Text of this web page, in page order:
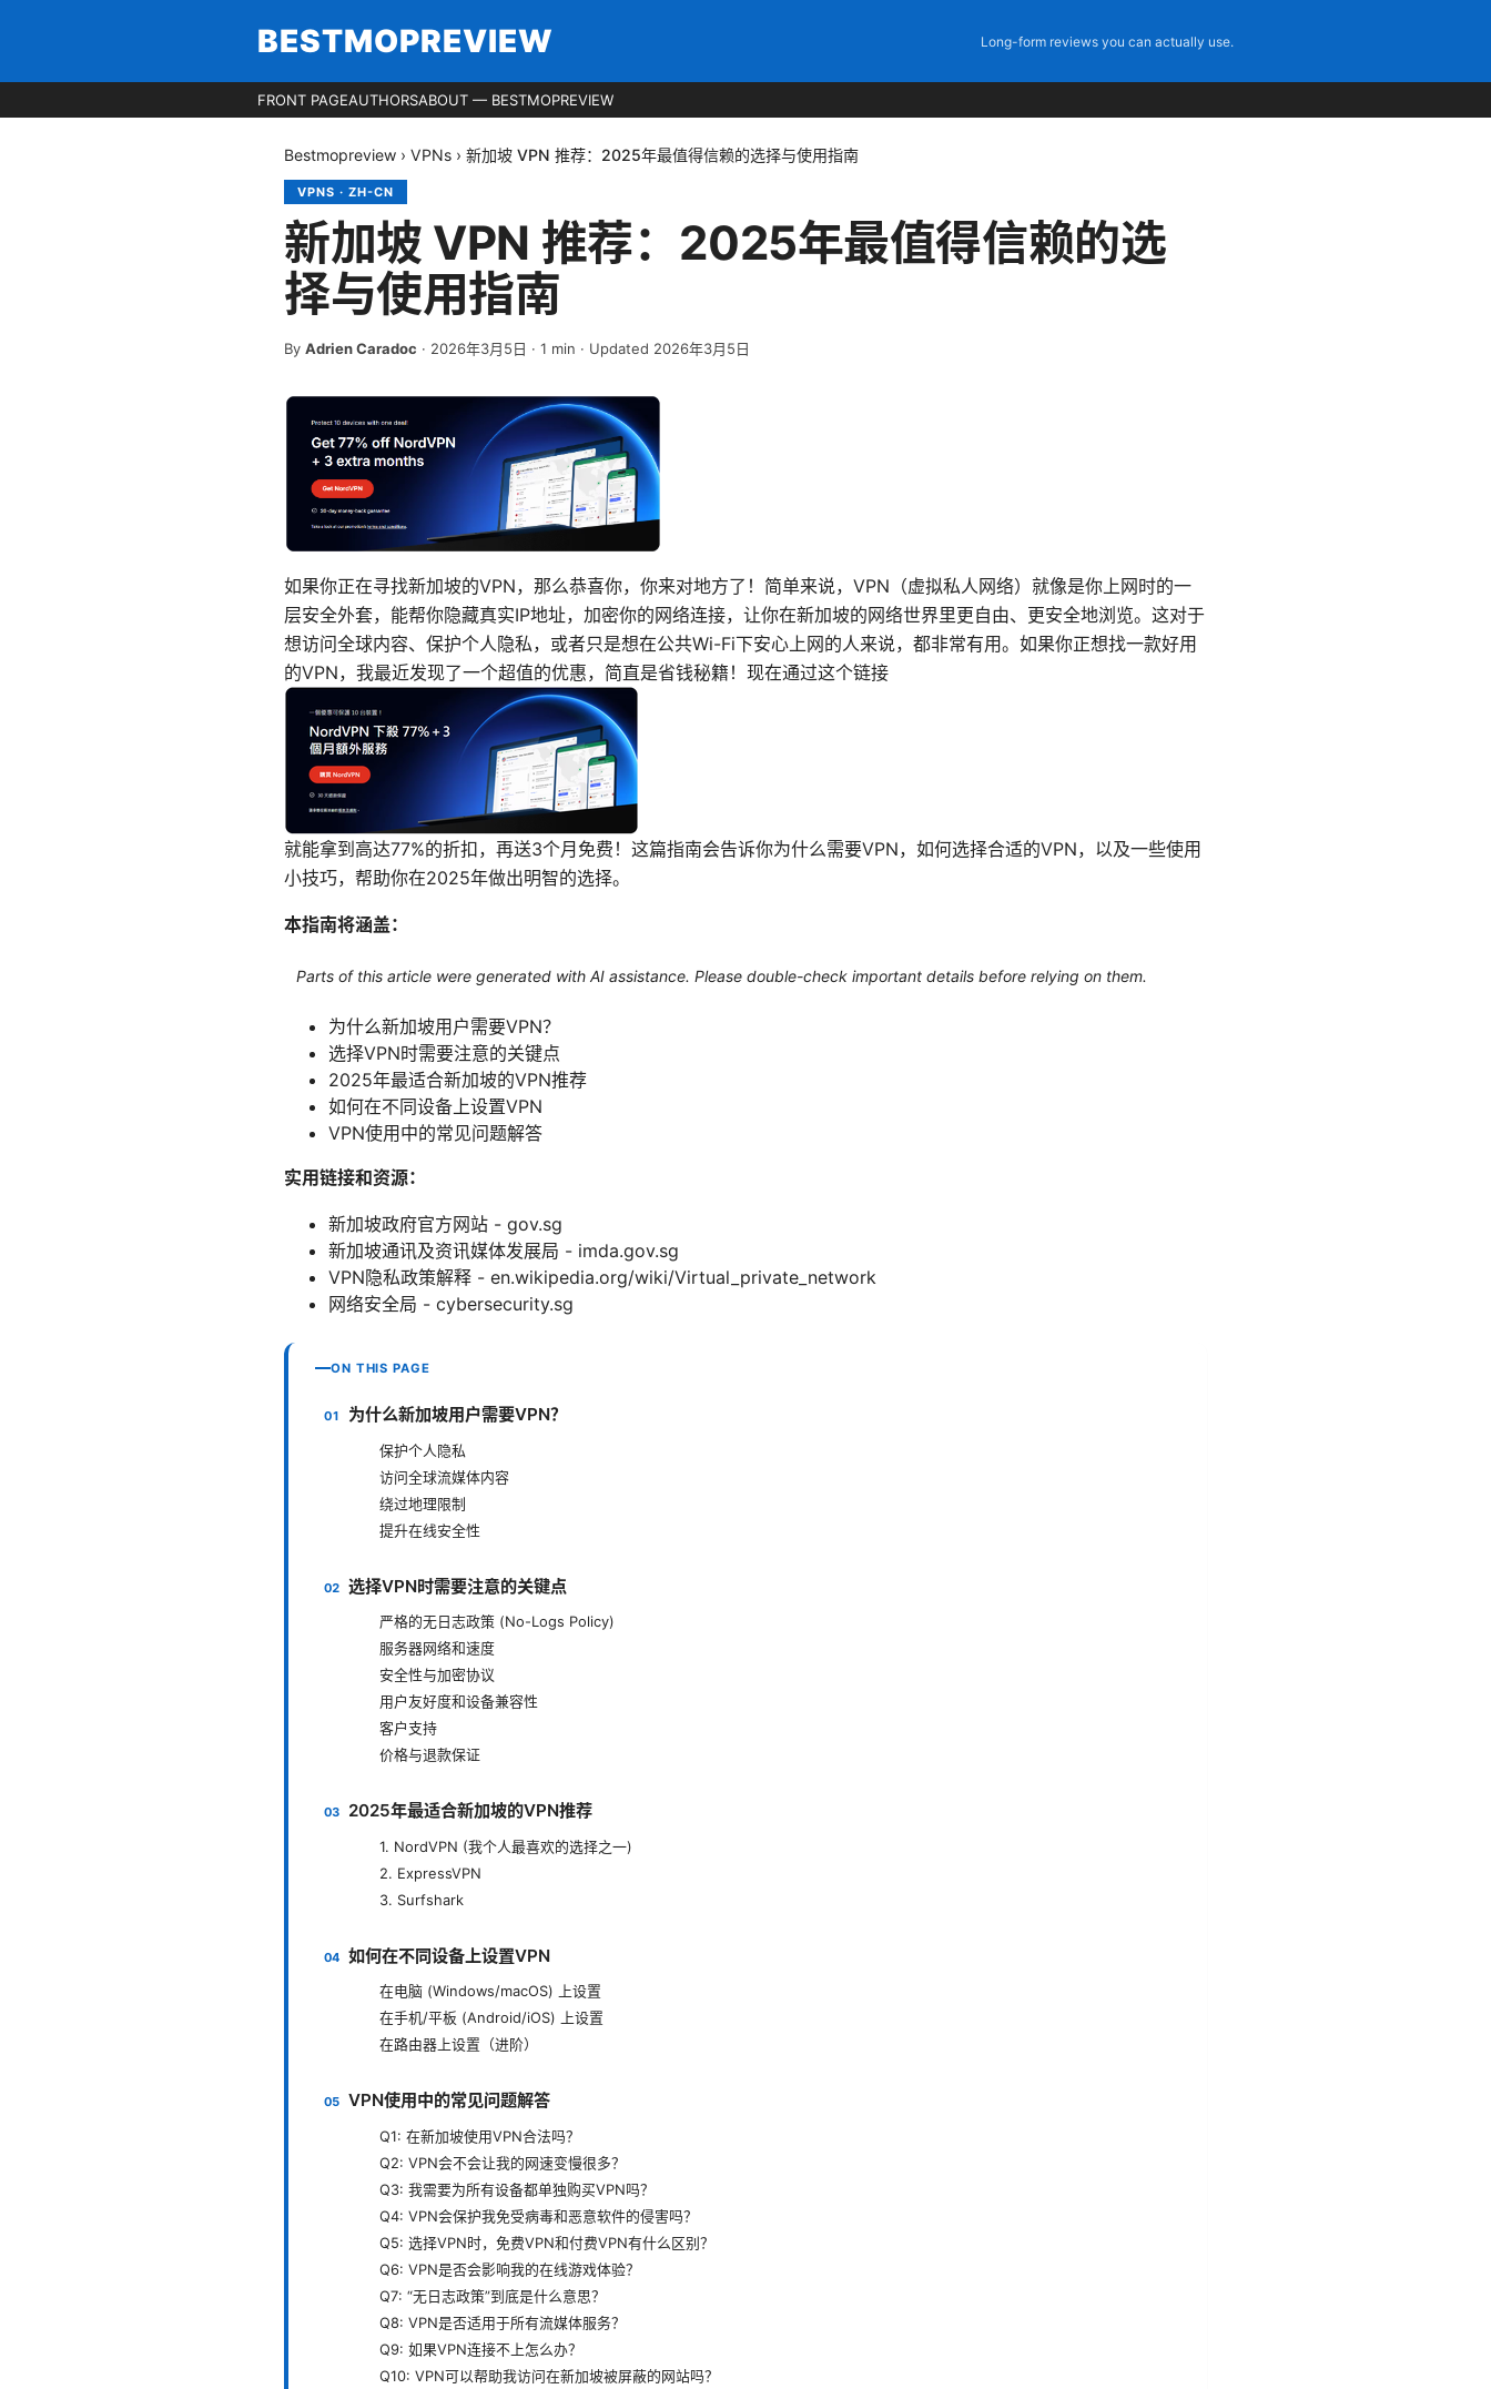
BESTMOPREVIEW Long-form reviews you can actually use.
FRONT PAGEAUTHORSABOUT — BESTMOPREVIEW
Bestmopreview › VPNs › 新加坡 VPN 推荐：2025年最值得信赖的选择与使用指南
VPNS · ZH-CN
新加坡 VPN 推荐：2025年最值得信赖的选
择与使用指南
By Adrien Caradoc · 2026年3月5日 · 1 min · Updated 2026年3月5日
如果你正在寻找新加坡的VPN，那么恭喜你，你来对地方了！简单来说，VPN（虚拟私人网络）就像是你上网时的一
层安全外套，能帮你隐藏真实IP地址，加密你的网络连接，让你在新加坡的网络世界里更自由、更安全地浏览。这对于
想访问全球内容、保护个人隐私，或者只是想在公共Wi-Fi下安心上网的人来说，都非常有用。如果你正想找一款好用
的VPN，我最近发现了一个超值的优惠，简直是省钱秘籍！现在通过这个链接
就能拿到高达77%的折扣，再送3个月免费！这篇指南会告诉你为什么需要VPN，如何选择合适的VPN，以及一些使用
小技巧，帮助你在2025年做出明智的选择。
本指南将涵盖：
Parts of this article were generated with AI assistance. Please double-check important details before relying on them.
为什么新加坡用户需要VPN？
选择VPN时需要注意的关键点
2025年最适合新加坡的VPN推荐
如何在不同设备上设置VPN
VPN使用中的常见问题解答
实用链接和资源：
新加坡政府官方网站 - gov.sg
新加坡通讯及资讯媒体发展局 - imda.gov.sg
VPN隐私政策解释 - en.wikipedia.org/wiki/Virtual_private_network
网络安全局 - cybersecurity.sg
ON THIS PAGE
为什么新加坡用户需要VPN？
保护个人隐私
访问全球流媒体内容
绕过地理限制
提升在线安全性
选择VPN时需要注意的关键点
严格的无日志政策 (No-Logs Policy)
服务器网络和速度
安全性与加密协议
用户友好度和设备兼容性
客户支持
价格与退款保证
2025年最适合新加坡的VPN推荐
1. NordVPN (我个人最喜欢的选择之一)
2. ExpressVPN
3. Surfshark
如何在不同设备上设置VPN
在电脑 (Windows/macOS) 上设置
在手机/平板 (Android/iOS) 上设置
在路由器上设置（进阶）
VPN使用中的常见问题解答
Q1: 在新加坡使用VPN合法吗？
Q2: VPN会不会让我的网速变慢很多？
Q3: 我需要为所有设备都单独购买VPN吗？
Q4: VPN会保护我免受病毒和恶意软件的侵害吗？
Q5: 选择VPN时，免费VPN和付费VPN有什么区别？
Q6: VPN是否会影响我的在线游戏体验？
Q7: “无日志政策”到底是什么意思？
Q8: VPN是否适用于所有流媒体服务？
Q9: 如果VPN连接不上怎么办？
Q10: VPN可以帮助我访问在新加坡被屏蔽的网站吗？